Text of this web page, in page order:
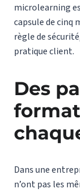
microlearning
capsule de cinq
règle de
pratique client.
Des
Dans une
n’ont pas les